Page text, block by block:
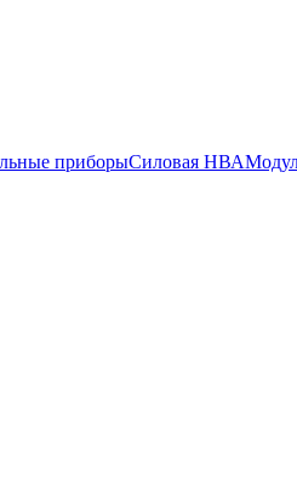
приборыСиловая НВА